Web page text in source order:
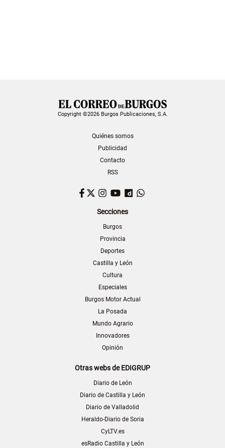
Copyright ©2026 Burgos Publicaciones, S.A.
Quiénes somos
Publicidad
Contacto
RSS
Facebook
TwitterInstagram
YouTubeDailymotion
Secciones
Burgos
Provincia
Deportes
Castilla y León
Cultura
Especiales
Burgos Motor Actual
La Posada
Mundo Agrario
Innovadores
Opinión
Otras webs de EDIGRUP
Diario de León
Diario de Castilla y León
Diario de Valladolid
Heraldo-Diario de Soria
CyLTV.es
esRadio Castilla y León